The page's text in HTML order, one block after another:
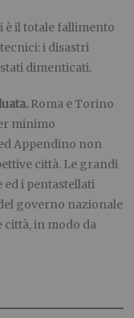
è il totale fallimento
i disastri
dimenticati.
Roma e Torino
minimo
Appendino non
città. Le grandi
ed i pentastellati
governo nazionale
città, in modo da